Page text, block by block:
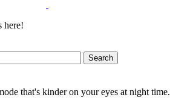
here!
Search
that's kinder on your eyes at night time.